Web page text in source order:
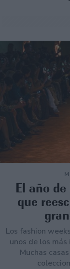
El año
que
Los fashion
unos de los
Muchas